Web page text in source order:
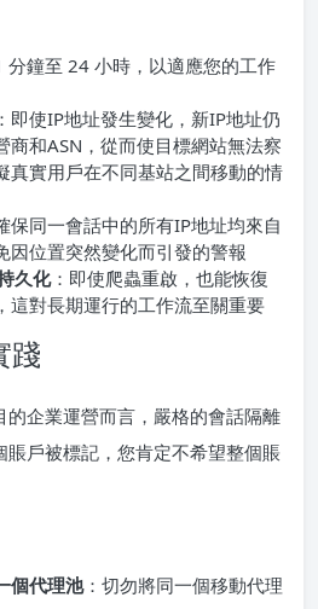
分鐘至 24 小時，以適應您的工作
：即使IP地址發生變化，新IP地址仍
商和ASN，從而使目標網站無法察
真實用戶在不同基站之間移動的情
保同一會話中的所有IP地址均來自
因位置突然變化而引發的警報
久化：即使爬蟲重啟，也能恢復
這對長期運行的工作流至關重要
踐
企業運營而言，嚴格的會話隔離
賬戶被標記，您肯定不希望整個賬
個代理池：切勿將同一個移動代理